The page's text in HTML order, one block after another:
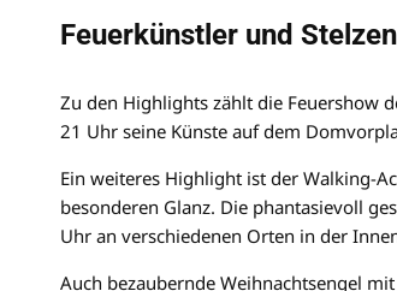
Feuerkünstler und
Zu den Highlights zählt die Feuershow
21 Uhr seine Künste auf dem
Ein weiteres Highlight ist der Walking-
besonderen Glanz. Die phantasievoll
Uhr an verschiedenen Orten in der
Auch bezaubernde Weihnachtsengel